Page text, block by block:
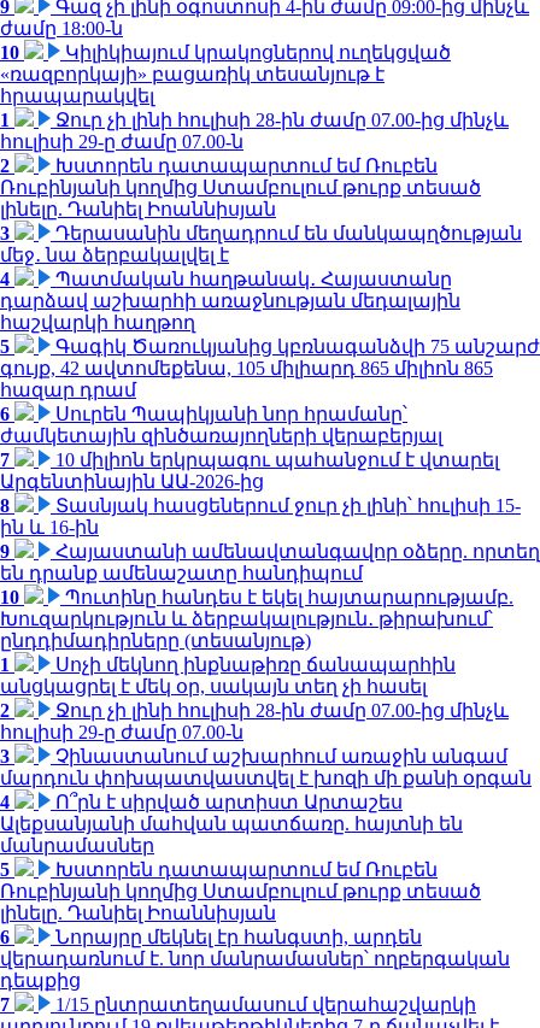
9
Գազ չի լինի օգոստոսի 4-ին ժամը 09:00-ից մինչև
ժամը 18:00-ն
10
Կիլիկիայում կրակոցներով ուղեկցված
«ռազբորկայի» բացառիկ տեսանյութ է
հրապարակվել
1
Ջուր չի լինի հուլիսի 28-ին ժամը 07.00-ից մինչև
հուլիսի 29-ը ժամը 07.00-ն
2
Խստորեն դատապարտում եմ Ռուբեն
Ռուբինյանի կողմից Ստամբուլում թուրք տեսած
լինելը. Դանիել Իոաննիսյան
3
Դերասանին մեղադրում են մանկապղծության
մեջ․ նա ձերբակալվել է
4
Պատմական հաղթանակ․ Հայաստանը
դարձավ աշխարհի առաջնության մեդալային
հաշվարկի հաղթող
5
Գագիկ Ծառուկյանից կբռնագանձվի 75 անշարժ
գույք, 42 ավտոմեքենա, 105 միլիարդ 865 միլիոն 865
հազար դրամ
6
Սուրեն Պապիկյանի նոր հրամանը՝
ժամկետային զինծառայողների վերաբերյալ
7
10 միլիոն երկրպագու պահանջում է վտարել
Արգենտինային ԱԱ-2026-ից
8
Տասնյակ հասցեներում ջուր չի լինի՝ հուլիսի 15-
ին և 16-ին
9
Հայաստանի ամենավտանգավոր օձերը. որտեղ
են դրանք ամենաշատը հանդիպում
10
Պուտինը հանդես է եկել հայտարարությամբ.
Խուզարկություն և ձերբակալություն․ թիրախում՝
ընդդիմադիրները (տեսանյութ)
1
Սոչի մեկնող ինքնաթիռը ճանապարհին
անցկացրել է մեկ օր, սակայն տեղ չի հասել
2
Ջուր չի լինի հուլիսի 28-ին ժամը 07.00-ից մինչև
հուլիսի 29-ը ժամը 07.00-ն
3
Չինաստանում աշխարհում առաջին անգամ
մարդուն փոխպատվաստվել է խոզի մի քանի օրգան
4
Ո՞րն է սիրված արտիստ Արտաշես
Ալեքսանյանի մահվան պատճառը. հայտնի են
մանրամասներ
5
Խստորեն դատապարտում եմ Ռուբեն
Ռուբինյանի կողմից Ստամբուլում թուրք տեսած
լինելը. Դանիել Իոաննիսյան
6
Նորայրը մեկնել էր հանգստի, արդեն
վերադառնում է. նոր մանրամասներ՝ ողբերգական
դեպքից
7
1/15 ընտրատեղամասում վերահաշվարկի